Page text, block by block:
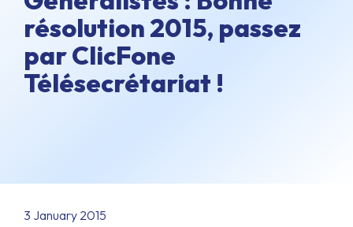
résolution 2015, passez
par ClicFone
Télésecrétariat !
3 January 2015